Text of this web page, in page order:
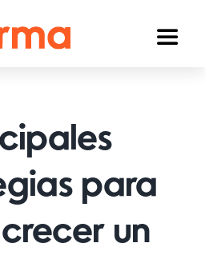
Toggle
para
un